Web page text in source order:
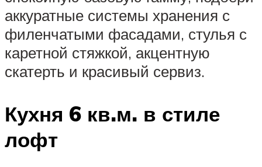
аккуратные системы хранения с
филенчатыми фасадами, стулья с
каретной стяжкой, акцентную
скатерть и красивый сервиз.
Кухня 6 кв.м. в стиле
лофт